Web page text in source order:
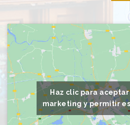
Haz clic para
marketing y permitir